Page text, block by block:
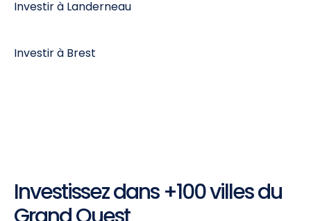
Investir à Landerneau
Investir à Brest
Investissez dans +100 villes du